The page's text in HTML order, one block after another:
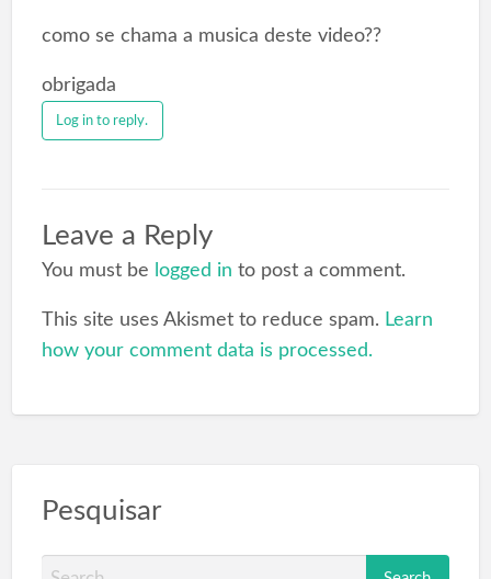
como se chama a musica deste video??
obrigada
Log in to reply.
Leave a Reply
You must be logged in to post a comment.
This site uses Akismet to reduce spam. Learn
how your comment data is processed.
Pesquisar